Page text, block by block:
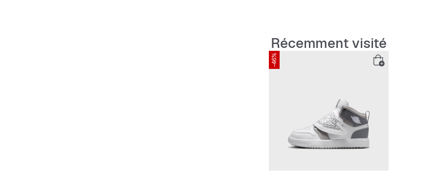
Récemment visité
-46%